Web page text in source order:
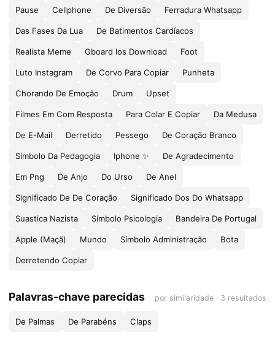
Pause Cellphone De Diversão Ferradura Whatsapp
Das Fases Da Lua De Batimentos Cardíacos
Realista Meme Gboard Ios Download Foot
Luto Instagram De Corvo Para Copiar Punheta
Chorando De Emoção Drum Upset
Filmes Em Com Resposta Para Colar E Copiar Da Medusa
De E-Mail Derretido Pessego De Coração Branco
Símbolo Da Pedagogia Iphone ✨ De Agradecimento
Em Png De Anjo Do Urso De Anel
Significado De De Coração Significado Dos Do Whatsapp
Suastica Nazista Símbolo Psicologia Bandeira De Portugal
Apple (Maçã) Mundo Símbolo Administração Bota
Derretendo Copiar
Palavras-chave parecidas por similaridade · 3 resultados
De Palmas De Parabéns Claps